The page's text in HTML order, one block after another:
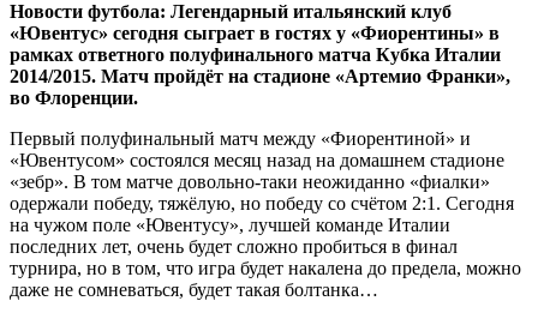
Новости футбола: Легендарный итальянский клуб
«Ювентус» сегодня сыграет в гостях у «Фиорентины» в
рамках ответного полуфинального матча Кубка Италии
2014/2015. Матч пройдёт на стадионе «Артемио Франки»,
во Флоренции.
Первый полуфинальный матч между «Фиорентиной» и
«Ювентусом» состоялся месяц назад на домашнем стадионе
«зебр». В том матче довольно-таки неожиданно «фиалки»
одержали победу, тяжёлую, но победу со счётом 2:1. Сегодня
на чужом поле «Ювентусу», лучшей команде Италии
последних лет, очень будет сложно пробиться в финал
турнира, но в том, что игра будет накалена до предела, можно
даже не сомневаться, будет такая болтанка…